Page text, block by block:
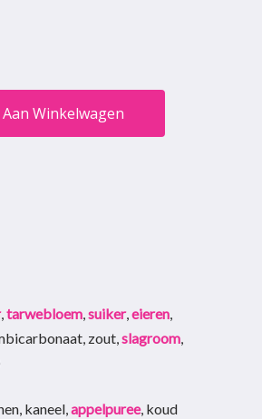
Winkelwagen
,tarwebloem,suiker,eieren,
zout,slagroom,
kaneel,appelpuree, koud